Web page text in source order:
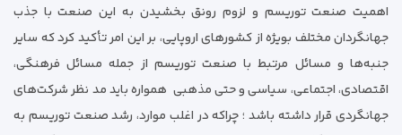
اهمیت صنعت توریسم و لزوم رونق بخشیدن به این صنعت با جذب
جهانگردان مختلف بویژه از کشورهای اروپایی، بر این امر تأکید کرد که سایر
جنبه‌ها و مسائل مرتبط با صنعت توریسم از جمله مسائل فرهنگی،
اقتصادی، اجتماعی، سیاسی و حتی مذهبی همواره باید مد نظر شرکت‌های
جهانگردی قرار داشته باشد ؛ چراکه در اغلب موارد، رشد صنعت توریسم به